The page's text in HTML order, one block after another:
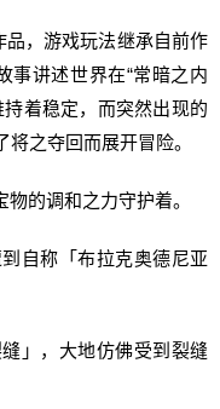
，游戏玩法继承自前作
事讲述世界在“常暗之内
持着稳定，而突然出现的
之夺回而展开冒险。
的调和之力守护着。
自称「布拉克奥德尼亚
」，大地仿佛受到裂缝